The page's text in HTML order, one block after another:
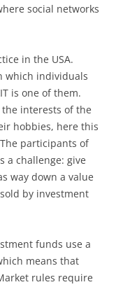
social networks
in the USA.
which individuals
is one of them.
interests of the
hobbies, here this
participants of
a challenge: give
way down a value
by investment
funds use a
means that
rules require